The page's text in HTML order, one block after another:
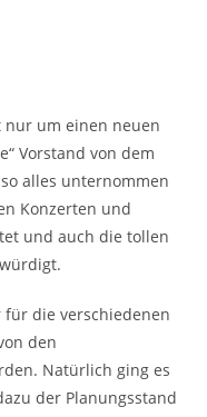
nur um einen neuen
Vorstand von dem
alles unternommen
Konzerten und
und auch die tollen
die verschiedenen
den
Natürlich ging es
der Planungsstand